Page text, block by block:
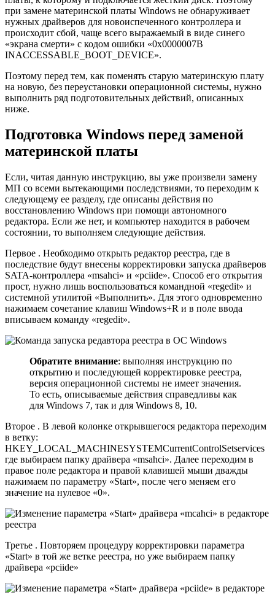
при замене материнской платы Windows не обнаруживает
нужных драйверов для новоиспеченного контроллера и
происходит сбой, чаще всего выражаемый в виде синего
«экрана смерти» с кодом ошибки «0x0000007B
INACCESSABLE_BOOT_DEVICE».
Поэтому перед тем, как поменять старую материнскую плату
на новую, без переустановки операционной системы, нужно
выполнить ряд подготовительных действий, описанных
ниже.
Подготовка Windows перед заменой
материнской платы
Если, читая данную инструкцию, вы уже произвели замену
МП со всеми вытекающими последствиями, то переходим к
следующему ее разделу, где описаны действия по
восстановлению Windows при помощи автономного
редактора. Если же нет, и компьютер находится в рабочем
состоянии, то выполняем следующие действия.
Первое . Необходимо открыть редактор реестра, где в
последствие будут внесены корректировки запуска драйверов
SATA-контроллера «msahci» и «pciide». Способ его открытия
прост, нужно лишь воспользоваться командной «regedit» и
системной утилитой «Выполнить». Для этого одновременно
нажимаем сочетание клавиш Windows+R и в поле ввода
вписываем команду «regedit».
Обратите внимание: выполняя инструкцию по
открытию и последующей корректировке реестра,
версия операционной системы не имеет значения.
То есть, описываемые действия справедливы как
для Windows 7, так и для Windows 8, 10.
Второе . В левой колонке открывшегося редактора переходим
в ветку:
HKEY_LOCAL_MACHINESYSTEMCurrentControlSetservices
где выбираем папку драйвера «msahci». Далее переходим в
правое поле редактора и правой клавишей мыши дважды
нажимаем по параметру «Start», после чего меняем его
значение на нулевое «0».
Третье . Повторяем процедуру корректировки параметра
«Start» в той же ветке реестра, но уже выбираем папку
драйвера «pciide»